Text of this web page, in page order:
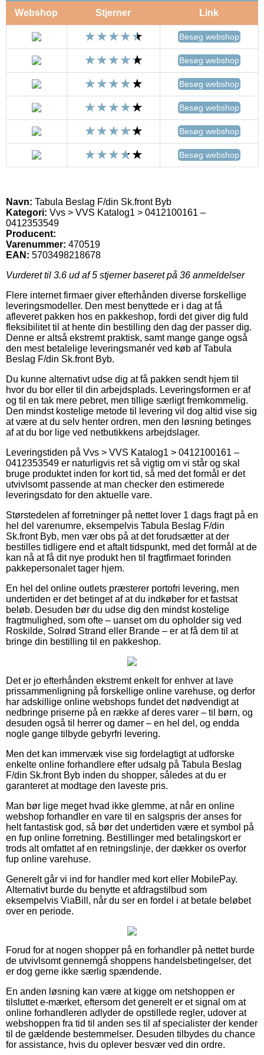
Webshop Stjerner Link
Besøg webshop
Besøg webshop
Besøg webshop
Besøg webshop
Besøg webshop
Besøg webshop
Navn: Tabula Beslag F/din Sk.front Byb
Kategori: Vvs > VVS Katalog1 > 0412100161 –
0412353549
Producent:
Varenummer: 470519
EAN: 5703498218678
Vurderet til 3.6 ud af 5 stjerner baseret på 36 anmeldelser
Flere internet firmaer giver efterhånden diverse forskellige
leveringsmodeller. Den mest benyttede er i dag at få
afleveret pakken hos en pakkeshop, fordi det giver dig fuld
fleksibilitet til at hente din bestilling den dag der passer dig.
Denne er altså ekstremt praktisk, samt mange gange også
den mest betalelige leveringsmanér ved køb af Tabula
Beslag F/din Sk.front Byb.
Du kunne alternativt udse dig at få pakken sendt hjem til
hvor du bor eller til din arbejdsplads. Leveringsformen er af
og til en tak mere pebret, men tillige særligt fremkommelig.
Den mindst kostelige metode til levering vil dog altid vise sig
at være at du selv henter ordren, men den løsning betinges
af at du bor lige ved netbutikkens arbejdslager.
Leveringstiden på Vvs > VVS Katalog1 > 0412100161 –
0412353549 er naturligvis ret så vigtig om vi står og skal
bruge produktet inden for kort tid, så med det formål er det
utvivlsomt passende at man checker den estimerede
leveringsdato for den aktuelle vare.
Størstedelen af forretninger på nettet lover 1 dags fragt på en
hel del varenumre, eksempelvis Tabula Beslag F/din
Sk.front Byb, men vær obs på at det forudsætter at der
bestilles tidligere end et aftalt tidspunkt, med det formål at de
kan nå at få dit nye produkt hen til fragtfirmaet forinden
pakkepersonalet tager hjem.
En hel del online outlets præsterer portofri levering, men
undertiden er det betinget af at du indkøber for et fastsat
beløb. Desuden bør du udse dig den mindst kostelige
fragtmulighed, som ofte – uanset om du opholder sig ved
Roskilde, Solrød Strand eller Brande – er at få dem til at
bringe din bestilling til en pakkeshop.
Det er jo efterhånden ekstremt enkelt for enhver at lave
prissammenligning på forskellige online varehuse, og derfor
har adskillige online webshops fundet det nødvendigt at
nedbringe priserne på en række af deres varer – til børn, og
desuden også til herrer og damer – en hel del, og endda
nogle gange tilbyde gebyrfri levering.
Men det kan immervæk vise sig fordelagtigt at udforske
enkelte online forhandlere efter udsalg på Tabula Beslag
F/din Sk.front Byb inden du shopper, således at du er
garanteret at modtage den laveste pris.
Man bør lige meget hvad ikke glemme, at når en online
webshop forhandler en vare til en salgspris der anses for
helt fantastisk god, så bør det undertiden være et symbol på
en fup online forretning. Bestillinger med betalingskort er
trods alt omfattet af en retningslinje, der dækker os overfor
fup online varehuse.
Generelt går vi ind for handler med kort eller MobilePay.
Alternativt burde du benytte et afdragstilbud som
eksempelvis ViaBill, når du ser en fordel i at betale beløbet
over en periode.
Forud for at nogen shopper på en forhandler på nettet burde
de utvivlsomt gennemgå shoppens handelsbetingelser, det
er dog gerne ikke særlig spændende.
En anden løsning kan være at kigge om netshoppen er
tilsluttet e-mærket, eftersom det generelt er et signal om at
online forhandleren adlyder de opstillede regler, udover at
webshoppen fra tid til anden ses til af specialister der kender
til de gældende bestemmelser. Desuden tilbydes du chance
for assistance, hvis du oplever besvær ved din ordre.